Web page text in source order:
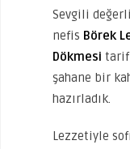
Sevgili
nefis Börek
Dökmesi tarifi
şahane bir
hazırladık.
Lezzetiyle